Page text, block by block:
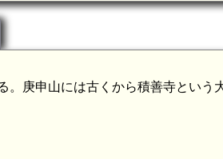
。庚申山には古くから積善寺という